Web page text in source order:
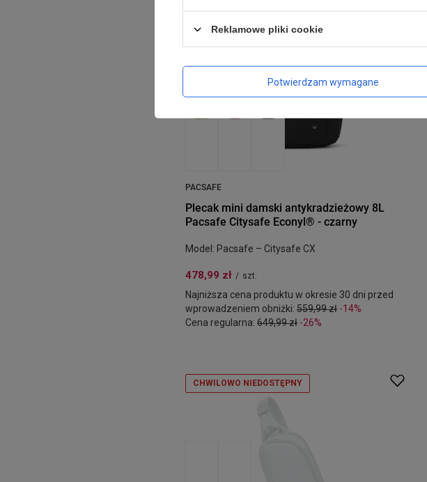
PACSAFE
Plecak mini damski antykradzieżowy 8L
Pacsafe Citysafe Econyl® - czarny
Model: Pacsafe – Citysafe CX
478,99 zł / szt.
Najniższa cena produktu w okresie 30 dni przed
wprowadzeniem obniżki: 559,99 zł -14%
Cena regularna: 649,99 zł -26%
CHWILOWO NIEDOSTĘPNY
Reklamowe pliki cookie
Potwierdzam wymagane